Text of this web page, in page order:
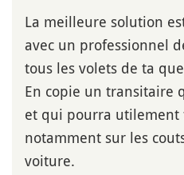
La meilleure solution
avec un professionnel
tous les volets de ta
En copie un transitaire
et qui pourra utilement
notamment sur les
voiture.